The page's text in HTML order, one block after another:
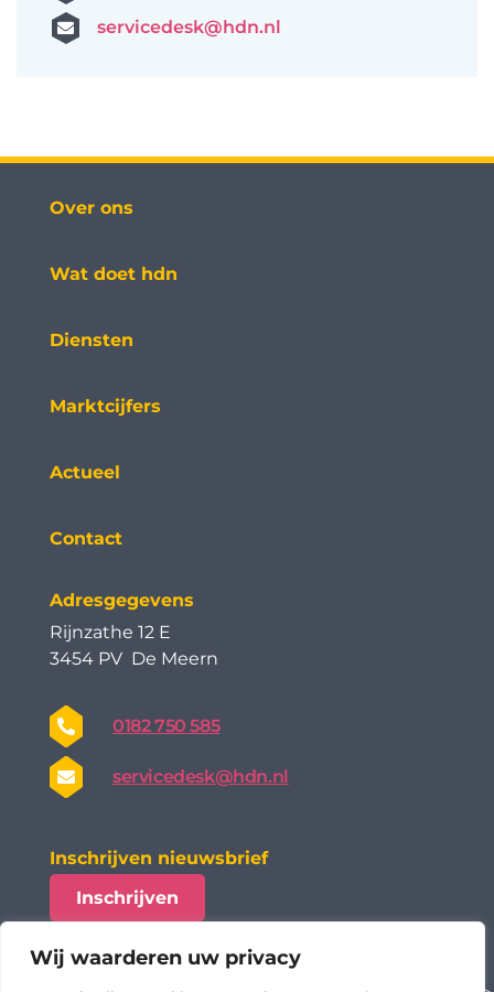
Wij waarderen uw privacy
servicedesk@hdn.nl
Over ons
Wat doet hdn
Diensten
Marktcijfers
Actueel
Contact
Adresgegevens
Rijnzathe 12 E
3454 PV De Meern
0182 750 585
servicedesk@hdn.nl
Inschrijven nieuwsbrief
Inschrijven